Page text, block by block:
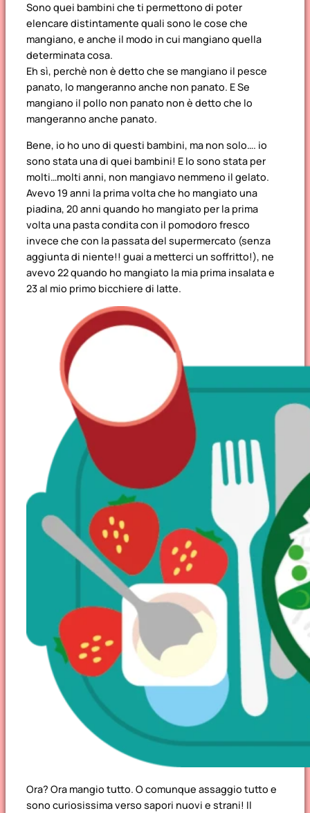
Sono quei bambini che ti permettono di poter
elencare distintamente quali sono le cose che
mangiano, e anche il modo in cui mangiano quella
determinata cosa.
Eh sì, perchè non è detto che se mangiano il pesce
panato, lo mangeranno anche non panato. E Se
mangiano il pollo non panato non è detto che lo
mangeranno anche panato.
Bene, io ho uno di questi bambini, ma non solo…. io
sono stata una di quei bambini! E lo sono stata per
molti…molti anni, non mangiavo nemmeno il gelato.
Avevo 19 anni la prima volta che ho mangiato una
piadina, 20 anni quando ho mangiato per la prima
volta una pasta condita con il pomodoro fresco
invece che con la passata del supermercato (senza
aggiunta di niente!! guai a metterci un soffritto!), ne
avevo 22 quando ho mangiato la mia prima insalata e
23 al mio primo bicchiere di latte.
Ora? Ora mangio tutto. O comunque assaggio tutto e
sono curiosissima verso sapori nuovi e strani! Il